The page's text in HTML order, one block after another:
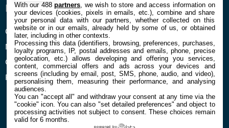
ENTREPRISE
Qui sommes nous
Mentions légales et CGU
Confidentialité et Cookies
Préférences cookies
À PROPOS
La rédaction
Contact
With our 488partners , we wish to store and access information on
your devices (cookies, pixels in emails, etc.), combine and share
your personal data with our partners, whether collected on this
website or in our emails, already held by some of us, or obtained
later, including in other contexts.
Processing this data (identifiers, browsing, preferences, purchases,
loyalty programs, IP, postal addresses and emails, phone, precise
geolocation, etc.) allows developing and offering you services,
content, commercial offers and ads across your devices and
screens (including by email, post, SMS, phone, audio, and video),
personalising them, measuring their performance, and analysing
audiences.
You can "accept all" and withdraw your consent at any time via the
"cookie" icon. You can also "set detailed preferences" and object to
processing activities not subject to consent. These choices remain
valid for 6 months.
powered by